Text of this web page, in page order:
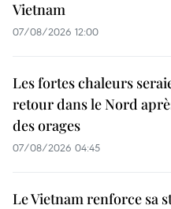
Vietnam
07/08/2026 12:00
Les fortes chaleurs
retour dans le Nord
des orages
07/08/2026 04:45
Le Vietnam renforce sa